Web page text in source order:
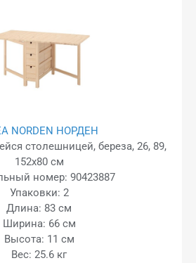
NORDEN НОРДЕН
столешницей, береза, 26, 89,
152x80 см
номер: 90423887
Упаковки: 2
Длина: 83 см
Ширина: 66 см
Высота: 11 см
Вес: 25.6 кг